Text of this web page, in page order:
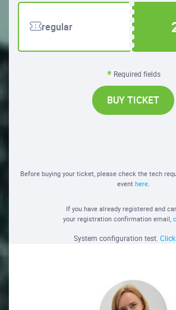
regular
Required fields
BUY TICKET
Before buying your ticket, please check the tech
event here.
If you have already registered and
your registration confirmation email,
System configuration test.